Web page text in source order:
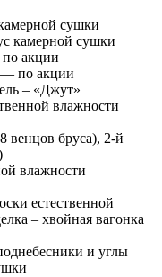
сушки
камерной сушки
по акции
— по акции
– «Джут»
влажности
венцов бруса), 2-й
влажности
естественной
– хвойная вагонка
и углы